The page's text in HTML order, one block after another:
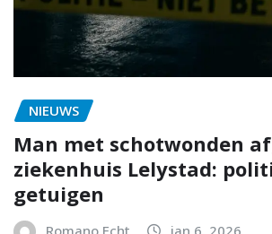
NIEUWS
Man met schotwonden
ziekenhuis Lelystad:
getuigen
Romano Echt jan 6, 2026